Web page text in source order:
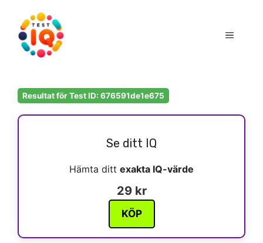
innehåll
Meny
Resultat för Test ID: 676591de1e675
Se ditt IQ
Hämta ditt exakta IQ-värde
29 kr
KÖP